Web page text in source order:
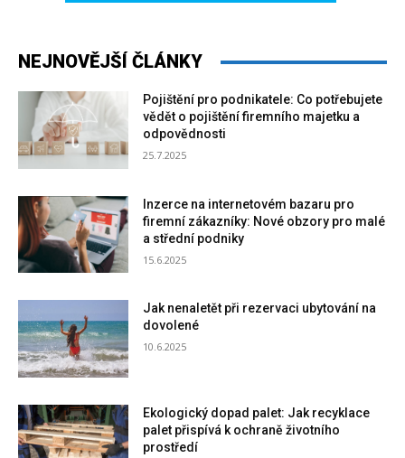
NEJNOVĚJŠÍ ČLÁNKY
Pojištění pro podnikatele: Co potřebujete
vědět o pojištění firemního majetku a
odpovědnosti
25.7.2025
Inzerce na internetovém bazaru pro
firemní zákazníky: Nové obzory pro malé
a střední podniky
15.6.2025
Jak nenaletět při rezervaci ubytování na
dovolené
10.6.2025
Ekologický dopad palet: Jak recyklace
palet přispívá k ochraně životního
prostředí